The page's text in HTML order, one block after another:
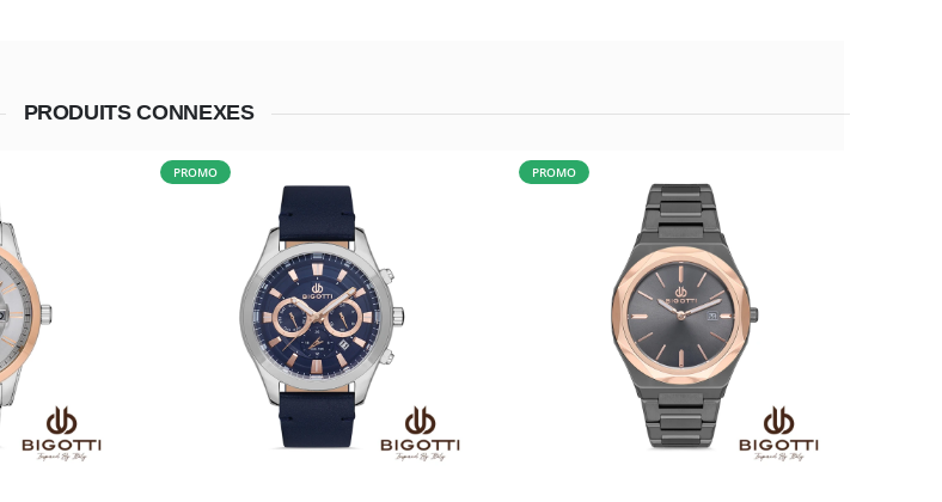
PRODUITS CONNEXES
PROMO PROMO